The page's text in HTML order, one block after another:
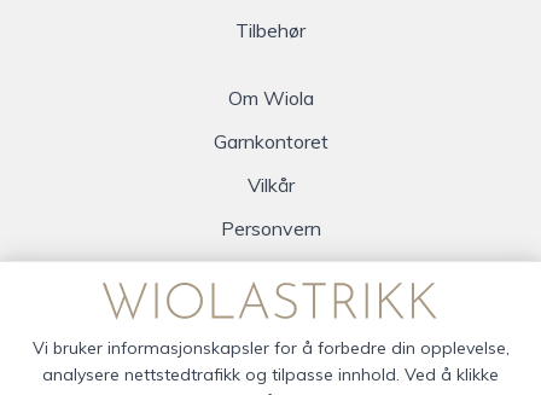
Tilbehør
Om Wiola
Garnkontoret
Vilkår
Personvern
Vi bruker informasjonskapsler for å forbedre din opplevelse,
analysere nettstedtrafikk og tilpasse innhold. Ved å klikke